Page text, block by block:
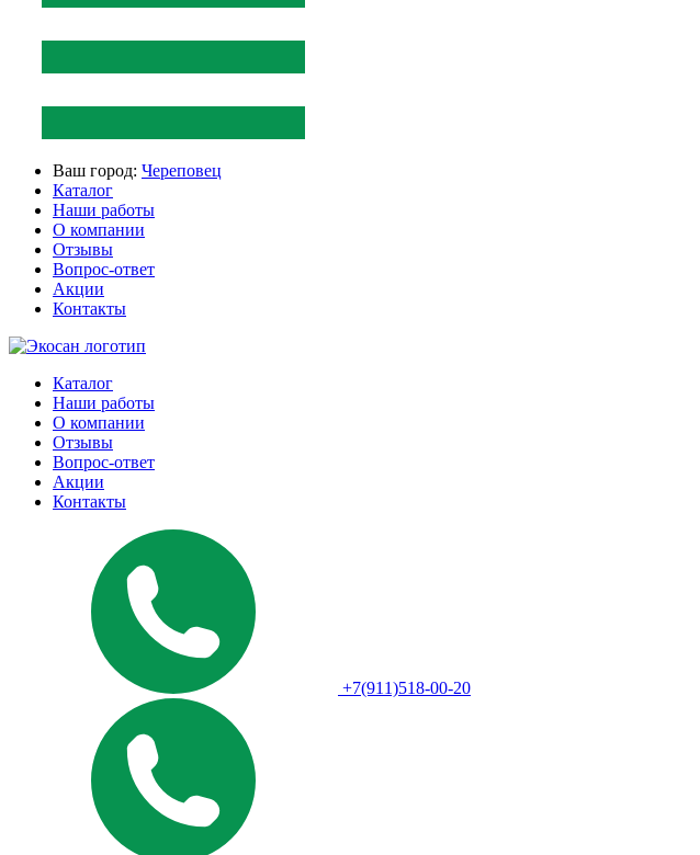
Ваш город: Череповец
Каталог
Наши работы
О компании
Отзывы
Вопрос-ответ
Акции
Контакты
Каталог
Наши работы
О компании
Отзывы
Вопрос-ответ
Акции
Контакты
+7(911)518-00-20